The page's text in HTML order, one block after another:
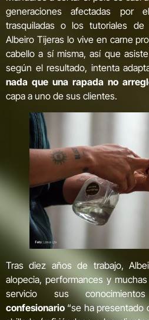
generaciones afectadas
trasquiladas o los tutoriales
Albeiro Tijeras lo vive en carne
cabello a sí misma, así que
según el resultado, intenta
nada que una rapada no
capa a uno de sus clientes.
Tras diez años de trabajo,
alopecia, performances y
servicio sus
confesionario “se ha presentado